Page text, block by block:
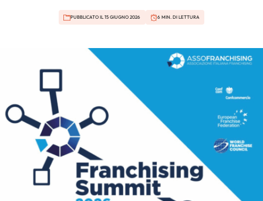
PUBBLICATO IL 15 GIUGNO 2026 6 MIN. DI LETTURA